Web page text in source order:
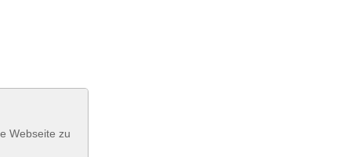
Webseite zu